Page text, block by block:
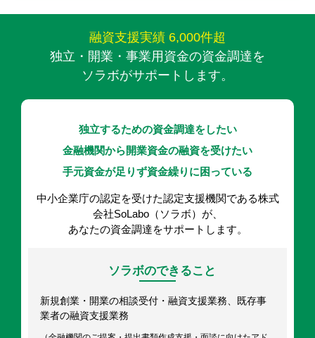
融資支援実績 6,000件超
独立・開業・事業用資金の資金調達を
ソラボがサポートします。
独立するための資金調達をしたい
金融機関から開業資金の融資を受けたい
手元資金が足りず資金繰りに困っている
中小企業庁の認定を受けた認定支援機関である株式
会社SoLabo（ソラボ）が、
あなたの資金調達をサポートします。
ソラボのできること
新規創業・開業の相談受付・融資支援業務、既存事
業者の融資支援業務